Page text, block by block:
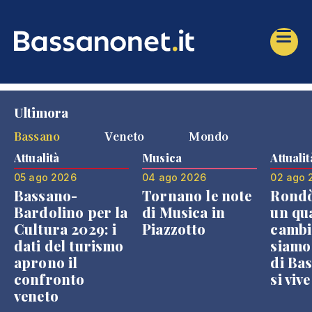
Ultimora
Bassano
Veneto Mondo
Attualità
05 ago 2026
Bassano-
Bardolino per la
Cultura 2029: i
dati del turismo
aprono il
confronto
veneto
Musica
04 ago 2026
Tornano le note
di Musica in
Piazzotto
02 ago
un
di
si